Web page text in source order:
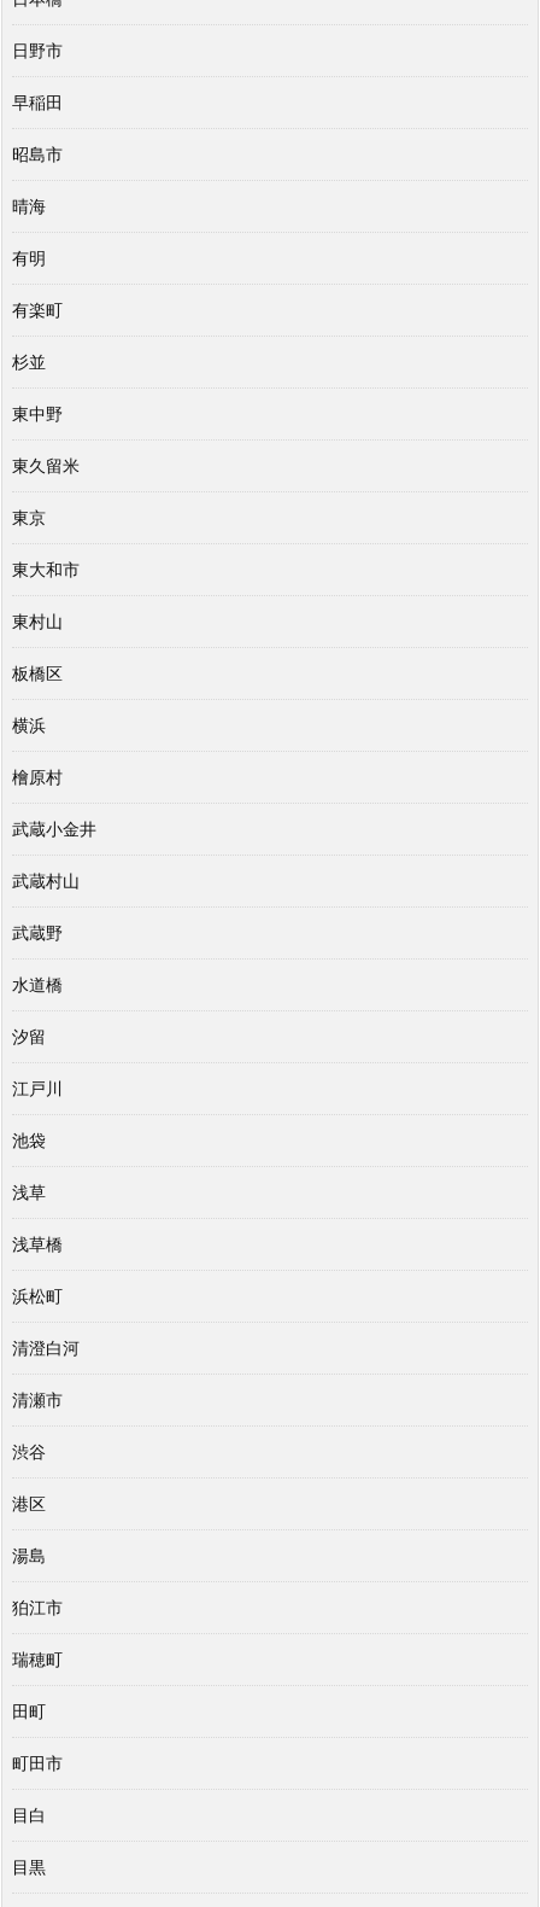
日野市
早稲田
昭島市
晴海
有明
有楽町
杉並
東中野
東久留米
東京
東大和市
東村山
板橋区
横浜
檜原村
武蔵小金井
武蔵村山
武蔵野
水道橋
汐留
江戸川
池袋
浅草
浅草橋
浜松町
清澄白河
清瀬市
渋谷
港区
湯島
狛江市
瑞穂町
田町
町田市
目白
目黒